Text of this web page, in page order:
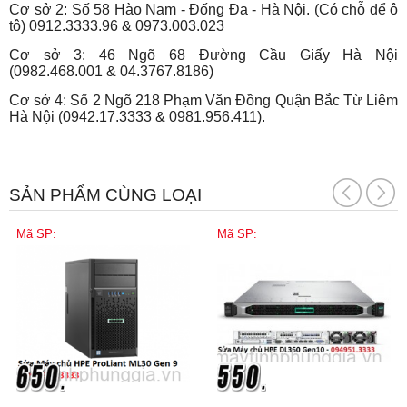
Cơ sở 2: Số 58 Hào Nam - Đống Đa - Hà Nội. (Có chỗ để ô
tô) 0912.3333.96 & 0973.003.023
Cơ sở 3: 46 Ngõ 68 Đường Cầu Giấy Hà Nội
(0982.468.001 & 04.3767.8186)
Cơ sở 4: Số 2 Ngõ 218 Phạm Văn Đồng Quận Bắc Từ Liêm
Hà Nội (0942.17.3333 & 0981.956.411).
SẢN PHẨM CÙNG LOẠI
Mã SP: Mã SP: